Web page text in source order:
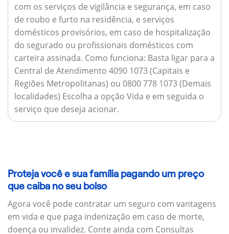
com os serviços de vigilância e segurança, em caso
de roubo e furto na residência, e serviços
domésticos provisórios, em caso de hospitalização
do segurado ou profissionais domésticos com
carteira assinada. Como funciona: Basta ligar para a
Central de Atendimento 4090 1073 (Capitais e
Regiões Metropolitanas) ou 0800 778 1073 (Demais
localidades) Escolha a opção Vida e em seguida o
serviço que deseja acionar.
Proteja você e sua família pagando um preço
que caiba no seu bolso
Agora você pode contratar um seguro com vantagens
em vida e que paga indenização em caso de morte,
doença ou invalidez. Conte ainda com Consultas